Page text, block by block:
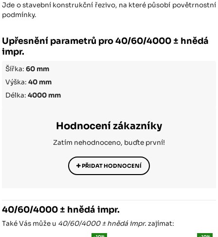
Jde o stavební konstrukční řezivo, na které působí povětrnostní
podmínky.
Upřesnění parametrů pro 40/60/4000 ± hnědá
impr.
Šířka:60 mm
Výška:40 mm
Délka:4000 mm
Hodnocení zákazníky
Zatím nehodnoceno, buďte první!
PŘIDAT HODNOCENÍ
40/60/4000 ± hnědá impr.
Také Vás může u 40/60/4000 ± hnědá impr. zajímat: